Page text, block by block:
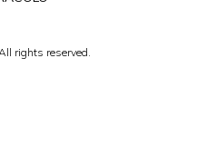
rights reserved.